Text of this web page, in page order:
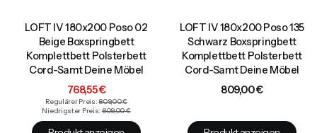
LOFT IV 180x200 Poso 02
Beige Boxspringbett
Komplettbett Polsterbett
Cord-Samt Deine Möbel
Aktionspreis
768,55 €
Regulärer Preis: 809,00 €
Niedrigster Preis: 809,00 €
LOFT IV 180x200 Poso 135
Schwarz Boxspringbett
Komplettbett Polsterbett
Cord-Samt Deine Möbel
Preis
809,00 €